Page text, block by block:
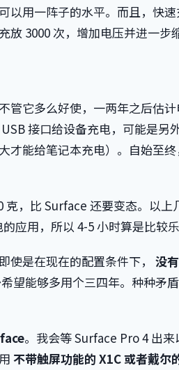
以用一阵子的水平。而且，快
3000 次，增加电压并进一步
它多么好使，一两年之后估计
接口给设备充电，可能是另
才能给笔记本充电）。自始至
克，比 Surface 还要变态。以
应用，所以 4-5 小时算是比较乐
使是在现在的配置条件下， 没
望能够多用个三四年。种种矛
。我会等 Surface Pro 4 出来
不带触屏功能的 X1C 或者戴尔